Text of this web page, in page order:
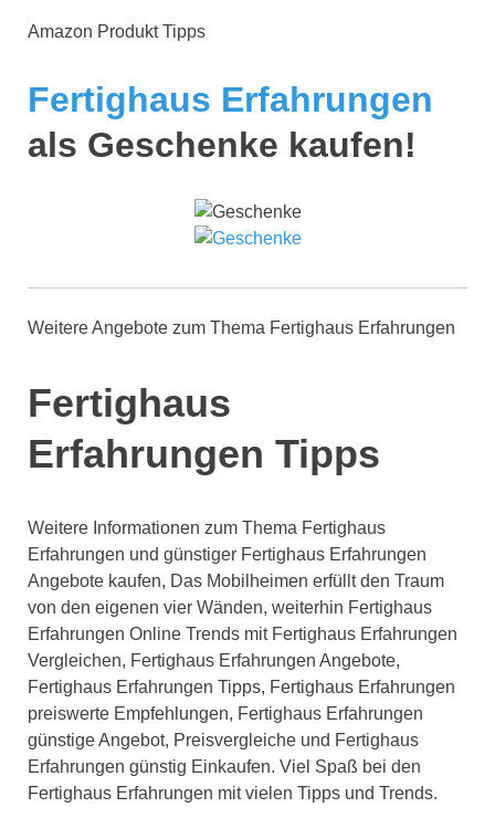
Amazon Produkt Tipps
Fertighaus Erfahrungen
als Geschenke kaufen!
Weitere Angebote zum Thema Fertighaus Erfahrungen
Fertighaus
Erfahrungen Tipps
Weitere Informationen zum Thema Fertighaus
Erfahrungen und günstiger Fertighaus Erfahrungen
Angebote kaufen, Das Mobilheimen erfüllt den Traum
von den eigenen vier Wänden, weiterhin Fertighaus
Erfahrungen Online Trends mit Fertighaus Erfahrungen
Vergleichen, Fertighaus Erfahrungen Angebote,
Fertighaus Erfahrungen Tipps, Fertighaus Erfahrungen
preiswerte Empfehlungen, Fertighaus Erfahrungen
günstige Angebot, Preisvergleiche und Fertighaus
Erfahrungen günstig Einkaufen. Viel Spaß bei den
Fertighaus Erfahrungen mit vielen Tipps und Trends.